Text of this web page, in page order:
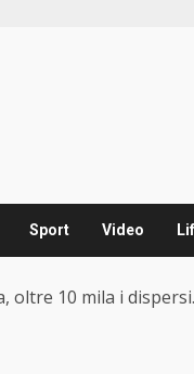
Sport Video
oltre 10 mila i